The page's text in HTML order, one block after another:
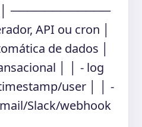
│ │ ────────────
API ou cron │
de dados │
│ │ - log
user │ │ -
Slack/webhook